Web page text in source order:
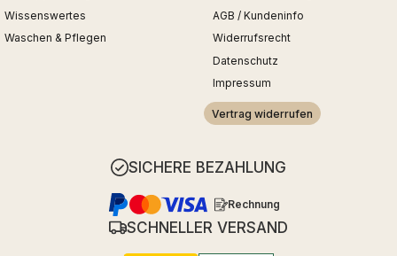
Wissenswertes
Waschen & Pflegen
AGB / Kundeninfo
Widerrufsrecht
Datenschutz
Impressum
Vertrag widerrufen
SICHERE BEZAHLUNG
Rechnung
SCHNELLER VERSAND